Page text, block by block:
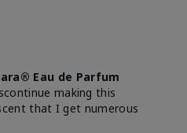
Eau de Parfum
making this
that I get numerous